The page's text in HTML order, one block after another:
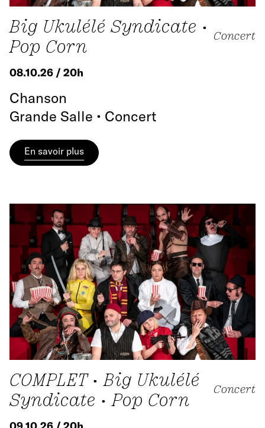
Big Ukulélé Syndicate •
Pop Corn
Concert
08.10.26 / 20h
Chanson
Grande Salle • Concert
En savoir plus
COMPLET • Big Ukulélé
Syndicate • Pop Corn
Concert